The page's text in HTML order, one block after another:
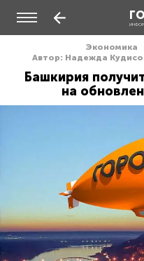
Экономика
Автор: Надежда
Башкирия
на